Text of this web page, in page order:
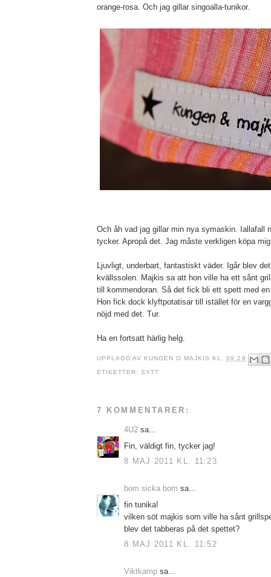
orange-rosa. Och jag gillar singoalla-tunikor.
Och åh vad jag gillar min nya symaskin. Iallafall
tycker. Apropå det. Jag måste verkligen köpa
Ljuvligt, underbart, fantastiskt väder. Igår blev
kvällssolen. Majkis sa att hon ville ha ett sånt
till kommendoran. Så det fick bli ett spett med
Hon fick dock klyftpotatisar till istället för en
nöjd med det. Tur.
Ha en fortsatt härlig helg.
UPPLAGD AV KUNGEN O MAJKIS KL.09:29
ETIKETTER:SYTT
7 KOMMENTARER:
4U2 sa...
Fin, väldigt fin, tycker jag!
8 MAJ 2011 KL. 11:23
bom sicka bom sa...
fin tunika!
vilken söt majkis som ville ha sånt
blev det tabberas på det spettet?
8 MAJ 2011 KL. 11:52
Viktkamp sa...